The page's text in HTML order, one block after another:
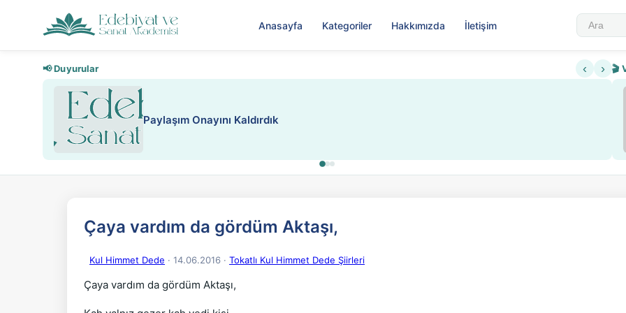
Anasayfa Kategoriler Hakkımızda İletişim
📢 Duyurular ‹ › 🎬
Sabahattin Ali
Çaya vardım da gördüm Aktaşı,
Kul Himmet Dede · 14.06.2016 · Tokatlı Kul Himmet Dede Şiirleri
Çaya vardım da gördüm Aktaşı,